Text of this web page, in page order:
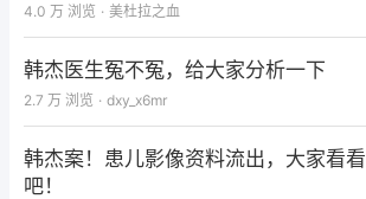
4.0 万 浏览 · 美杜拉之血
韩杰医生冤不冤，给大家分析一下
2.7 万 浏览 · dxy_x6mr
韩杰案！患儿影像资料流出，大家看看
吧！